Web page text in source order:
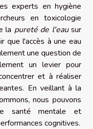
experts en hygiène
en toxicologie
la pureté de l'eausur
que l'accès à une eau
une question de
un levier pour
et à réaliser
En veillant à la
nous pouvons
santé mentale et
cognitives.